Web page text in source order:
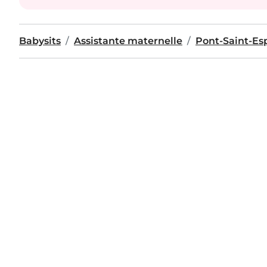
Babysits Assistante maternelle Pont-Saint-